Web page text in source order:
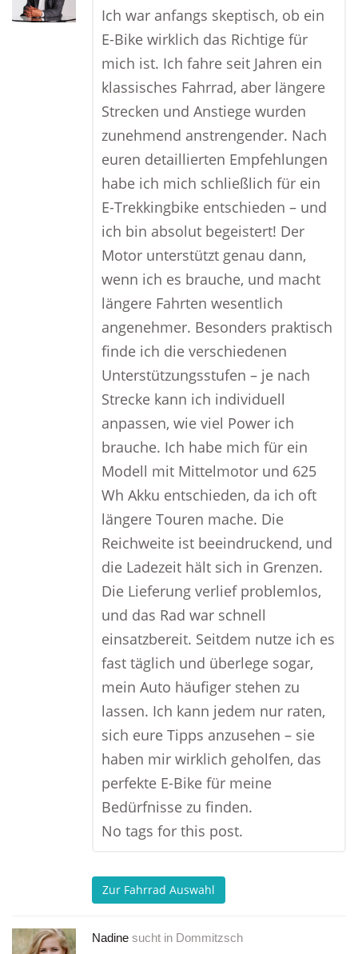
Ich war anfangs skeptisch, ob ein
E-Bike wirklich das Richtige für
mich ist. Ich fahre seit Jahren ein
klassisches Fahrrad, aber längere
Strecken und Anstiege wurden
zunehmend anstrengender. Nach
euren detaillierten Empfehlungen
habe ich mich schließlich für ein
E-Trekkingbike entschieden – und
ich bin absolut begeistert! Der
Motor unterstützt genau dann,
wenn ich es brauche, und macht
längere Fahrten wesentlich
angenehmer. Besonders praktisch
finde ich die verschiedenen
Unterstützungsstufen – je nach
Strecke kann ich individuell
anpassen, wie viel Power ich
brauche. Ich habe mich für ein
Modell mit Mittelmotor und 625
Wh Akku entschieden, da ich oft
längere Touren mache. Die
Reichweite ist beeindruckend, und
die Ladezeit hält sich in Grenzen.
Die Lieferung verlief problemlos,
und das Rad war schnell
einsatzbereit. Seitdem nutze ich es
fast täglich und überlege sogar,
mein Auto häufiger stehen zu
lassen. Ich kann jedem nur raten,
sich eure Tipps anzusehen – sie
haben mir wirklich geholfen, das
perfekte E-Bike für meine
Bedürfnisse zu finden.
No tags for this post.
Zur Fahrrad Auswahl
Nadine sucht in Dommitzsch